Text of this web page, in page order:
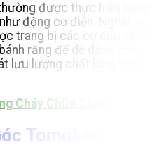
được thực hiện bằng
động cơ điện. Ngoài ra,
trang bị các cơ cấu khác
răng để dễ dàng xoay
lưu lượng chất lỏng hoặc
Cháy Chữa Cháy
Tomoken.